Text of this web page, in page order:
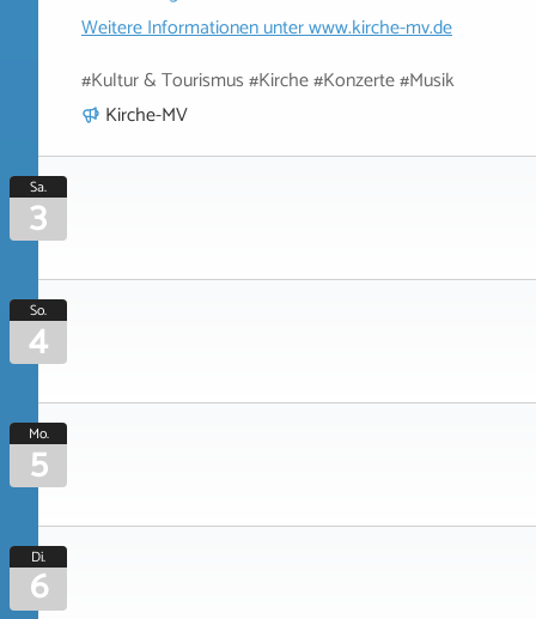
Weitere Informationen unterwww.kirche-mv.de
#Kultur & Tourismus #Kirche #Konzerte #Musik
Kirche-MV
Sa.
3
So.
4
Mo.
5
Di.
6